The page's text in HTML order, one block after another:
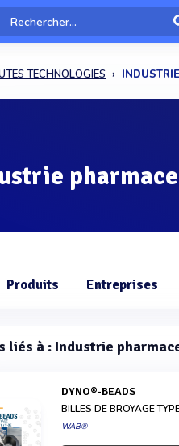
TECHNOLOGIES
Produits Entreprises
liés à : Industrie
DYNO®-BEADS
BILLES DE BROYAGE
WAB®